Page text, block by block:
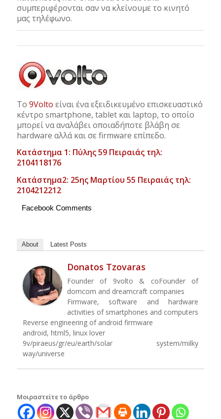
συμπεριφέρονται σαν να κλείνουμε το κινητό
μας τηλέφωνο.
Το 9Volto είναι ένα εξειδικευμένο επισκευαστικό
κέντρο smartphone, tablet και laptop, το οποίο
μπορεί να αναλάβει οποιαδήποτε βλάβη σε
hardware αλλά και σε firmware επίπεδο.
Κατάστημα 1: Πύλης 59 Πειραιάς τηλ:
2104118176
Κατάστημα2: 25ης Μαρτίου 55 Πειραιάς τηλ:
2104212212
Facebook Comments
About Latest Posts
Donatos Tzovaras
Founder of 9volto & coFounder of
domcom and dreamcraft companies
Firmware, software and hardware
activities of smartphones and computers
Reverse engineering of android firmware
android, html5, linux lover
9v/piraeus/gr/eu/earth/solar system/milky
way/universe
Μοιραστείτε το άρθρο